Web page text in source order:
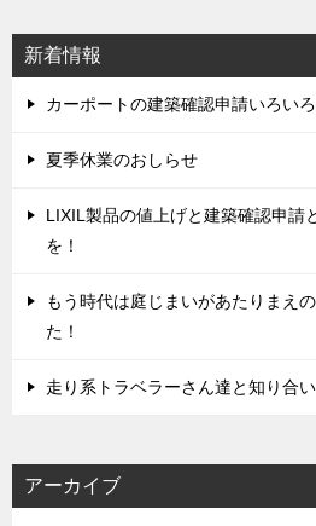
シ
ョ
ン
新着情報
カーポートの建築確認申請いろいろ
夏季休業のおしらせ
LIXIL製品の値上げと建築確認申請
を！
もう時代は庭じまいがあたりまえ
た！
走り系トラベラーさん達と知り合
アーカイブ